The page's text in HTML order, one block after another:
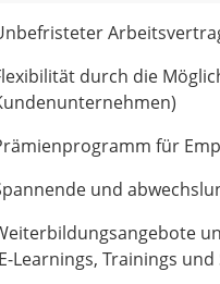
durch die
für
und
Learnings, Trainings und